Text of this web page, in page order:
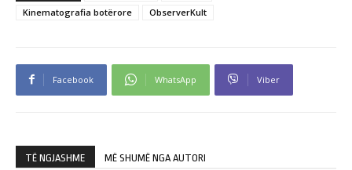
Kinematografia botërore
ObserverKult
Facebook WhatsApp Viber
TË NGJASHME MË SHUMË NGA AUTORI